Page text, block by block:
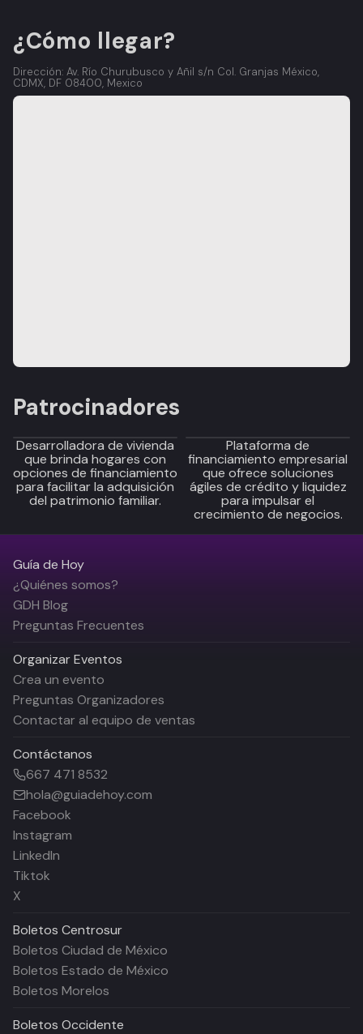
¿Cómo llegar?
Dirección: Av. Río Churubusco y Añil s/n Col. Granjas México,
CDMX, DF 08400, Mexico
Patrocinadores
Desarrolladora de vivienda
que brinda hogares con
opciones de financiamiento
para facilitar la adquisición
del patrimonio familiar.
Plataforma de
financiamiento empresarial
que ofrece soluciones
ágiles de crédito y liquidez
para impulsar el
crecimiento de negocios.
Guía de Hoy
¿Quiénes somos?
GDH Blog
Preguntas Frecuentes
Organizar Eventos
Crea un evento
Preguntas Organizadores
Contactar al equipo de ventas
Contáctanos
667 471 8532
hola@guiadehoy.com
Facebook
Instagram
LinkedIn
Tiktok
X
Boletos Centrosur
Boletos Ciudad de México
Boletos Estado de México
Boletos Morelos
Boletos Occidente